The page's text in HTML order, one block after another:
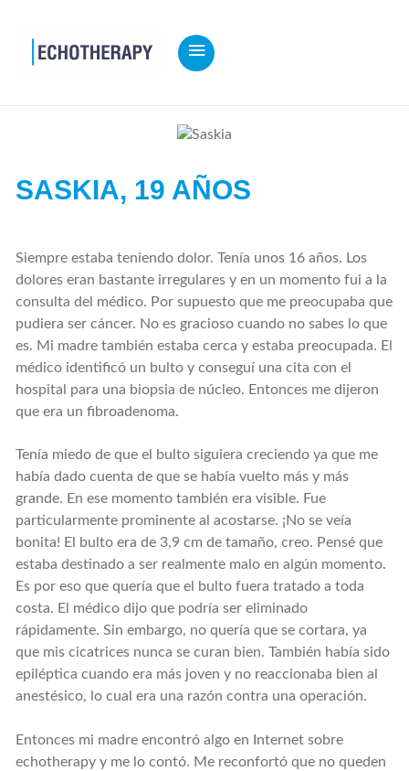
MENÚ
SASKIA, 19 AÑOS
Siempre estaba teniendo dolor. Tenía unos 16 años. Los
dolores eran bastante irregulares y en un momento fui a la
consulta del médico. Por supuesto que me preocupaba que
pudiera ser cáncer. No es gracioso cuando no sabes lo que
es. Mi madre también estaba cerca y estaba preocupada. El
médico identificó un bulto y conseguí una cita con el
hospital para una biopsia de núcleo. Entonces me dijeron
que era un fibroadenoma.
Tenía miedo de que el bulto siguiera creciendo ya que me
había dado cuenta de que se había vuelto más y más
grande. En ese momento también era visible. Fue
particularmente prominente al acostarse. ¡No se veía
bonita! El bulto era de 3,9 cm de tamaño, creo. Pensé que
estaba destinado a ser realmente malo en algún momento.
Es por eso que quería que el bulto fuera tratado a toda
costa. El médico dijo que podría ser eliminado
rápidamente. Sin embargo, no quería que se cortara, ya
que mis cicatrices nunca se curan bien. También había sido
epiléptica cuando era más joven y no reaccionaba bien al
anestésico, lo cual era una razón contra una operación.
Entonces mi madre encontró algo en Internet sobre
echotherapy y me lo contó. Me reconfortó que no queden